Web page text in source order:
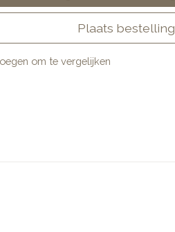
Plaats bestelling
om te vergelijken